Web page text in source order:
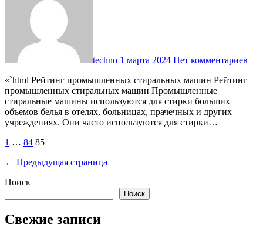
techno 1 марта 2024 Нет комментариев
«`html Рейтинг промышленных стиральных машин Рейтинг
промышленных стиральных машин Промышленные
стиральные машины используются для стирки больших
объемов белья в отелях, больницах, прачечных и других
учреждениях. Они часто используются для стирки…
Пагинация
записей
1 … 84 85
← Предыдущая страница
Поиск
Поиск
Свежие записи